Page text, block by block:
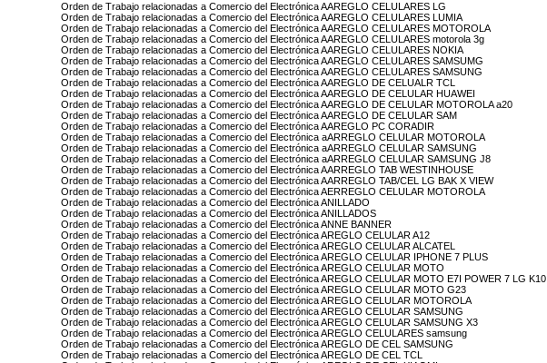
Orden de Trabajo relacionadas a Comercio del Electrónica AAREGLO CELULARES LG
Orden de Trabajo relacionadas a Comercio del Electrónica AAREGLO CELULARES LUMIA
Orden de Trabajo relacionadas a Comercio del Electrónica AAREGLO CELULARES MOTOROLA
Orden de Trabajo relacionadas a Comercio del Electrónica AAREGLO CELULARES motorola 3g
Orden de Trabajo relacionadas a Comercio del Electrónica AAREGLO CELULARES NOKIA
Orden de Trabajo relacionadas a Comercio del Electrónica AAREGLO CELULARES SAMSUMG
Orden de Trabajo relacionadas a Comercio del Electrónica AAREGLO CELULARES SAMSUNG
Orden de Trabajo relacionadas a Comercio del Electrónica AAREGLO DE CELUALR TCL
Orden de Trabajo relacionadas a Comercio del Electrónica AAREGLO DE CELULAR HUAWEI
Orden de Trabajo relacionadas a Comercio del Electrónica AAREGLO DE CELULAR MOTOROLA a20
Orden de Trabajo relacionadas a Comercio del Electrónica AAREGLO DE CELULAR SAM
Orden de Trabajo relacionadas a Comercio del Electrónica AAREGLO PC CORADIR
Orden de Trabajo relacionadas a Comercio del Electrónica aARREGLO CELULAR MOTOROLA
Orden de Trabajo relacionadas a Comercio del Electrónica aARREGLO CELULAR SAMSUNG
Orden de Trabajo relacionadas a Comercio del Electrónica aARREGLO CELULAR SAMSUNG J8
Orden de Trabajo relacionadas a Comercio del Electrónica AARREGLO TAB WESTINHOUSE
Orden de Trabajo relacionadas a Comercio del Electrónica AARREGLO TAB/CEL LG BAK X VIEW
Orden de Trabajo relacionadas a Comercio del Electrónica AERREGLO CELULAR MOTOROLA
Orden de Trabajo relacionadas a Comercio del Electrónica ANILLADO
Orden de Trabajo relacionadas a Comercio del Electrónica ANILLADOS
Orden de Trabajo relacionadas a Comercio del Electrónica ANNE BANNER
Orden de Trabajo relacionadas a Comercio del Electrónica AREGLO CELULAR A12
Orden de Trabajo relacionadas a Comercio del Electrónica AREGLO CELULAR ALCATEL
Orden de Trabajo relacionadas a Comercio del Electrónica AREGLO CELULAR IPHONE 7 PLUS
Orden de Trabajo relacionadas a Comercio del Electrónica AREGLO CELULAR MOTO
Orden de Trabajo relacionadas a Comercio del Electrónica AREGLO CELULAR MOTO E7I POWER 7 LG K10
Orden de Trabajo relacionadas a Comercio del Electrónica AREGLO CELULAR MOTO G23
Orden de Trabajo relacionadas a Comercio del Electrónica AREGLO CELULAR MOTOROLA
Orden de Trabajo relacionadas a Comercio del Electrónica AREGLO CELULAR SAMSUNG
Orden de Trabajo relacionadas a Comercio del Electrónica AREGLO CELULAR SAMSUNG X3
Orden de Trabajo relacionadas a Comercio del Electrónica AREGLO CELULARES samsung
Orden de Trabajo relacionadas a Comercio del Electrónica AREGLO DE CEL SAMSUNG
Orden de Trabajo relacionadas a Comercio del Electrónica AREGLO DE CEL TCL